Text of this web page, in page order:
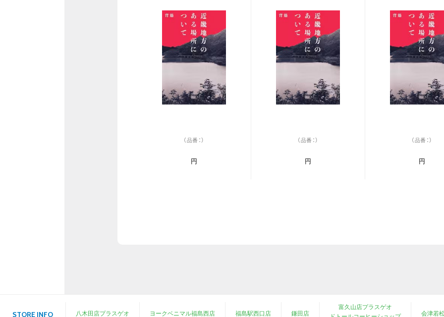
（品番：）
円
（品番：）
円
（品番：）
円
STORE INFO 八木田店プラスゲオ ヨークベニマル福島西店 福島駅西口店 鎌田店
富久山店プラスゲオ
会津若